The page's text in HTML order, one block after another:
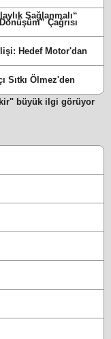
Sağlanmalı“
Çağrısı
Hedef Motor'dan
Sıtkı Ölmez'den
büyük ilgi görüyor